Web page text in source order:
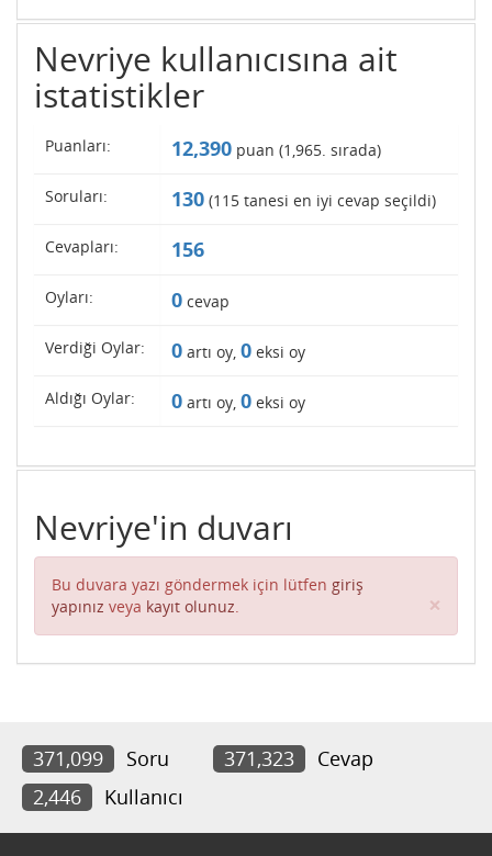
Nevriye kullanıcısına ait
istatistikler
Puanları: 12,390 puan (1,965. sırada)
Soruları: 130 (115 tanesi en iyi cevap seçildi)
Cevapları: 156
Oyları: 0 cevap
Verdiği Oylar: 0 artı oy, 0 eksi oy
Aldığı Oylar: 0 artı oy, 0 eksi oy
Nevriye'in duvarı
Bu duvara yazı göndermek için lütfen giriş
yapınız veya kayıt olunuz. ×
371,099 Soru 371,323
Cevap
2,446
Kullanıcı